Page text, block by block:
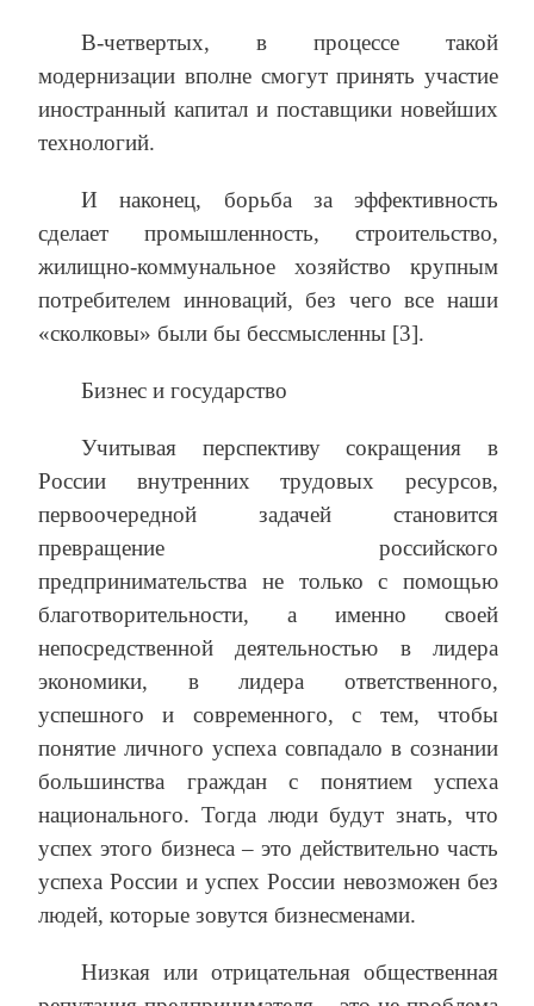
В-четвертых, в процессе такой
модернизации вполне смогут принять участие
иностранный капитал и поставщики новейших
технологий.
И наконец, борьба за эффективность
сделает промышленность, строительство,
жилищно-коммунальное хозяйство крупным
потребителем инноваций, без чего все наши
«сколковы» были бы бессмысленны [3].
Бизнес и государство
Учитывая перспективу сокращения в
России внутренних трудовых ресурсов,
первоочередной задачей становится
превращение российского
предпринимательства не только с помощью
благотворительности, а именно своей
непосредственной деятельностью в лидера
экономики, в лидера ответственного,
успешного и современного, с тем, чтобы
понятие личного успеха совпадало в сознании
большинства граждан с понятием успеха
национального. Тогда люди будут знать, что
успех этого бизнеса – это действительно часть
успеха России и успех России невозможен без
людей, которые зовутся бизнесменами.
Низкая или отрицательная общественная